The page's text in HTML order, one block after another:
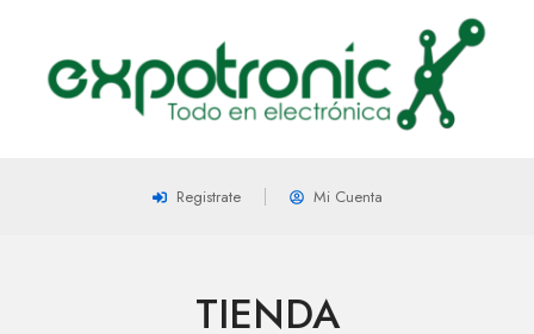
Registrate Mi Cuenta
TIENDA